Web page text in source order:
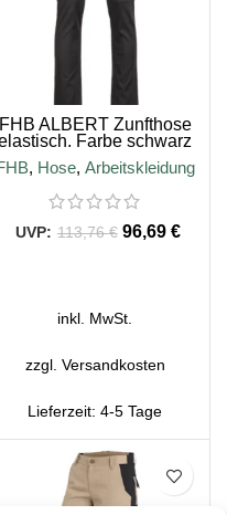
FHB ALBERT Zunfthose
Farbe schwarz
, Hose, Arbeitskleidung
113,76€ 96,69 €
inkl. MwSt.
zzgl. Versandkosten
Lieferzeit:4-5 Tage